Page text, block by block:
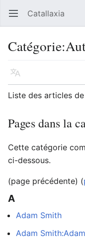
Ouvrir le menu principal Catallaxia
Catégorie:
Langue
Liste des articles
Pages dans la
Cette catégorie
ci-dessous.
(page précédente) (
A
Adam Smith
Adam